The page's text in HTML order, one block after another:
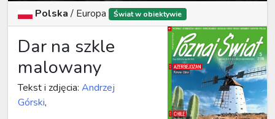
Polska/ Europa Świat w obiektywie
Dar na szkle
malowany
Tekst i zdjęcia: Andrzej
Górski,